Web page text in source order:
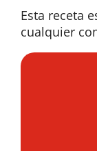
Esta receta
cualquier